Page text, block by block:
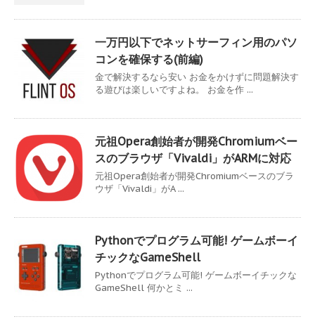
一万円以下でネットサーフィン用のパソ
コンを確保する(前編)
金で解決するなら安い お金をかけずに問題解決す
る遊びは楽しいですよね。 お金を作 ...
元祖Opera創始者が開発Chromiumベー
スのブラウザ「Vivaldi」がARMに対応
元祖Opera創始者が開発Chromiumベースのブラ
ウザ「Vivaldi」がA ...
Pythonでプログラム可能! ゲームボーイ
チックなGameShell
Pythonでプログラム可能! ゲームボーイチックな
GameShell 何かとミ ...